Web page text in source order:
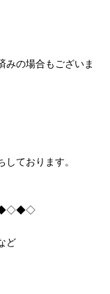
みの場合もございま
ております。
ど